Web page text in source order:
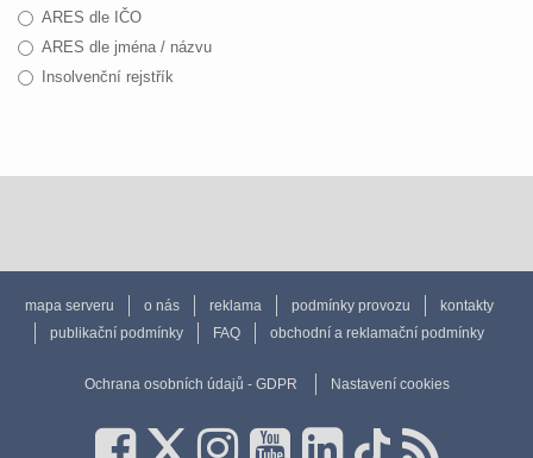
ARES dle IČO
ARES dle jména / názvu
Insolvenční rejstřík
mapa serveru o nás reklama podmínky provozu
kontakty
publikační podmínky
FAQ obchodní a reklamační podmínky
Ochrana osobních údajů - GDPR Nastavení cookies